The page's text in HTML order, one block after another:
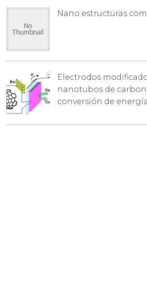
Nano estructuras
Electrodos
nanotubos de
conversión de